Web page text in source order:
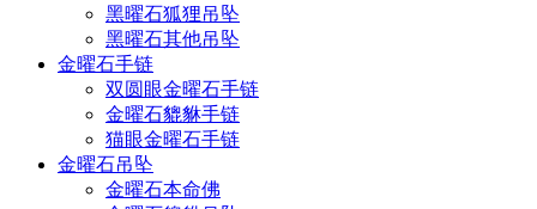
黑曜石狐狸吊坠
黑曜石其他吊坠
金曜石手链
双圆眼金曜石手链
金曜石貔貅手链
猫眼金曜石手链
金曜石吊坠
金曜石本命佛